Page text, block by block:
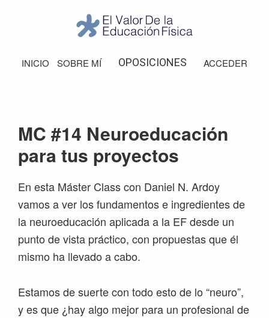
navegación
principal
barra
Valor
de
INICIO SOBRE MÍ OPOSICIONES ACCEDER
MC #14 Neuroeducación
para tus proyectos
En esta Máster Class con Daniel N. Ardoy
vamos a ver los fundamentos e ingredientes de
la neuroeducación aplicada a la EF desde un
punto de vista práctico, con propuestas que él
mismo ha llevado a cabo.
Estamos de suerte con todo esto de lo “neuro”,
y es que ¿hay algo mejor para un profesional de